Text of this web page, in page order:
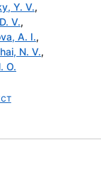
Y. V.,
V.,
A. I.,
N. V.,
O.